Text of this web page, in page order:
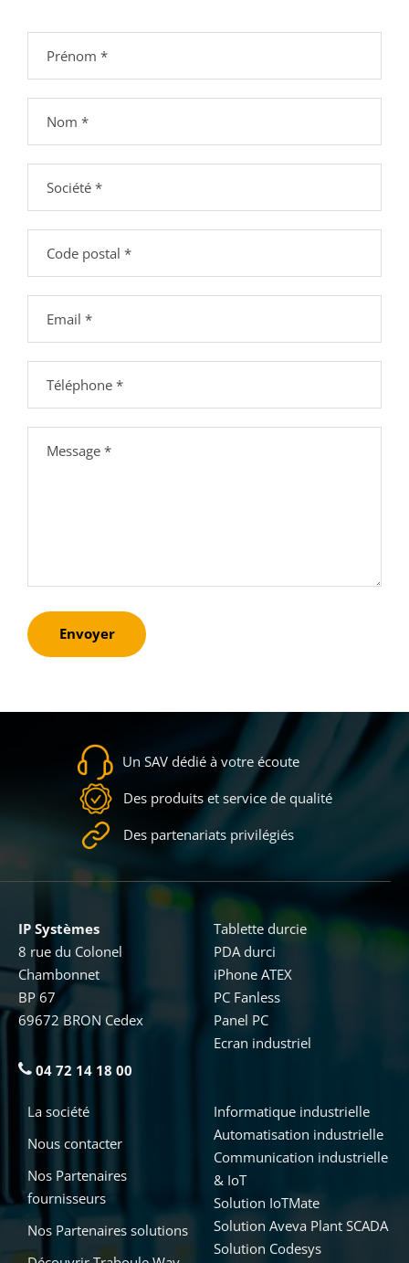
Envoyer
Un SAV dédié à votre écoute
Des produits et service de qualité
Des partenariats privilégiés
IP Systèmes
8 rue du Colonel
Chambonnet
BP 67
69672 BRON Cedex
04 72 14 18 00
Informatique industrielle
Automatisation industrielle
Communication industrielle
& IoT
Solution IoTMate
Solution Aveva Plant SCADA
Solution Codesys
Tablette durcie
PDA durci
iPhone ATEX
PC Fanless
Panel PC
Ecran industriel
La société
Nous contacter
Nos Partenaires
fournisseurs
Nos Partenaires solutions